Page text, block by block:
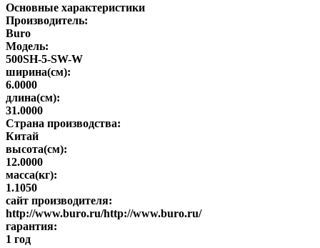
Основные характеристики
Производитель:
Buro
Модель:
500SH-5-SW-W
ширина(см):
6.0000
длина(см):
31.0000
Страна производства:
Китай
высота(см):
12.0000
масса(кг):
1.1050
сайт производителя:
http://www.buro.ru/http://www.buro.ru/
гарантия:
1 год